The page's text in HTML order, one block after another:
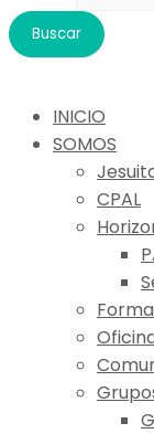
INICIO
SOMOS
CPAL